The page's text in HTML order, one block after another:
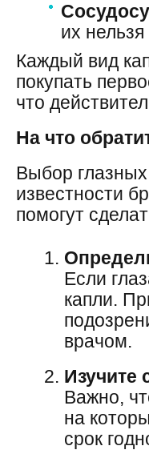
их
Каждый вид
покупать
что
На что
Выбор
известности
помогут
Если
капли.
врачом.
Изучите
Важно,
на
срок